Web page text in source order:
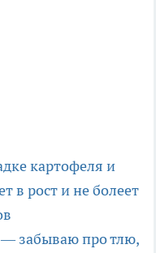
картофеля и
в рост и не болеет
— забываю про тлю,